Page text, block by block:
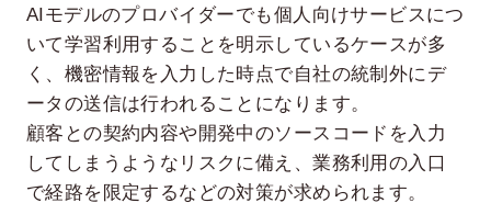
AIモデルのプロバイダーでも個人向けサービスにつ
いて学習利用することを明示しているケースが多
く、機密情報を入力した時点で自社の統制外にデ
ータの送信は行われることになります。
顧客との契約内容や開発中のソースコードを入力
してしまうようなリスクに備え、業務利用の入口
で経路を限定するなどの対策が求められます。